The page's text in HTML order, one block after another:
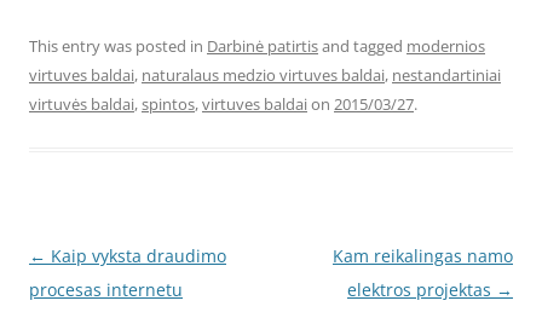
This entry was posted in Darbinė patirtisand tagged modernios
virtuves baldai, naturalaus medzio virtuves baldai, nestandartiniai
virtuvės baldai,spintos,virtuves baldaion 2015/03/27.
Post
navigation
← Kaip vyksta draudimo
procesas internetu
Kam reikalingas namo
elektros projektas →